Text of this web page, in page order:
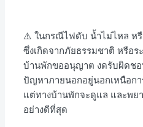
⚠️ ในกรณีไฟดับ น้ำไม่ไหล หรื
ซึ่งเกิดจากภัยธรรมชาติ หรือ
บ้านพักขออนุญาต งดรับผิดชอ
ปัญหาภายนอกอยู่นอกเหนือก
แต่ทางบ้านพักจะดูแล และพ
อย่างดีที่สุด